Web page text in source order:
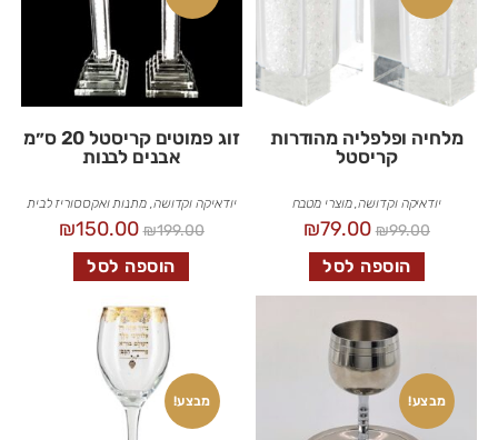
מלחיה ופלפליה מהודרות
קריסטל
יודאיקה וקדושה,מוצרי מטבח
₪99.00
₪79.00
הוספה לסל
זוג פמוטים קריסטל 20 ס״מ
אבנים לבנות
יודאיקה וקדושה, מתנות ואקססוריז לבית
₪199.00
₪150.00
הוספה לסל
מבצע! מבצע!